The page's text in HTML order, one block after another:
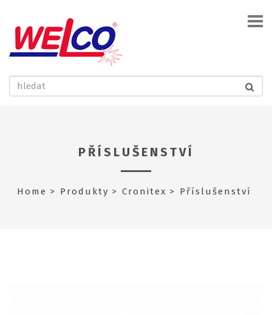
PŘÍSLUŠENSTVÍ
Home Produkty Cronitex Příslušenství